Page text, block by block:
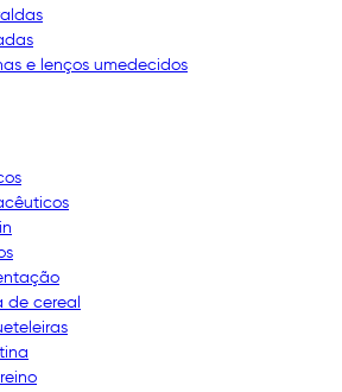
e lenços umedecidos
de cereal